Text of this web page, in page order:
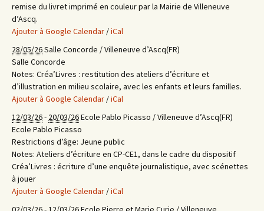
remise du livret imprimé en couleur par la Mairie de Villeneuve
d’Ascq.
Ajouter à Google Calendar /iCal
28/05/26Salle Concorde / Villeneuve d’Ascq(FR)
Salle Concorde
Notes: Créa’Livres : restitution des ateliers d’écriture et
d’illustration en milieu scolaire, avec les enfants et leurs familles.
Ajouter à Google Calendar /iCal
12/03/26- 20/03/26Ecole Pablo Picasso / Villeneuve d’Ascq(FR)
Ecole Pablo Picasso
Restrictions d’âge: Jeune public
Notes: Ateliers d’écriture en CP-CE1, dans le cadre du dispositif
Créa’Livres : écriture d’une enquête journalistique, avec scénettes
à jouer
Ajouter à Google Calendar /iCal